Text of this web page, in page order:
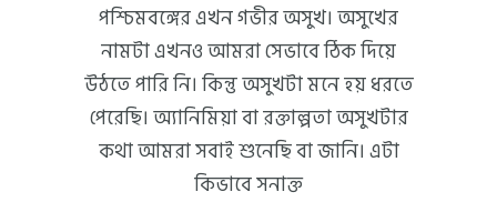
পশ্চিমবঙ্গের এখন গভীর অসুখ। অসুখের
নামটা এখনও আমরা সেভাবে ঠিক দিয়ে
উঠতে পারি নি। কিন্তু অসুখটা মনে হয় ধরতে
পেরেছি। অ্যানিমিয়া বা রক্তাল্পতা অসুখটার
কথা আমরা সবাই শুনেছি বা জানি। এটা
কিভাবে সনাক্ত